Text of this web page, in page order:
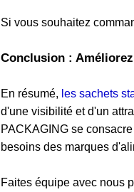
Si vous souhaitez
Conclusion :
En résumé, les sachets
d'une visibilité et d'un
PACKAGING se
besoins des marques
Faites équipe avec nous